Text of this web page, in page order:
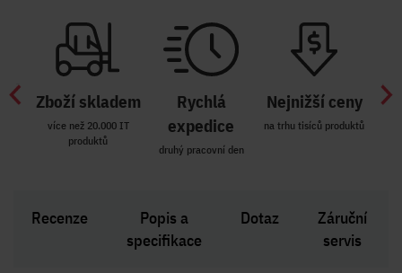
Zboží skladem
více než 20.000 IT
produktů
Rychlá
expedice
druhý pracovní den
Nejnižší ceny
na trhu tisíců produktů
Recenze
Popis a
specifikace
Dotaz
Záruční
servis